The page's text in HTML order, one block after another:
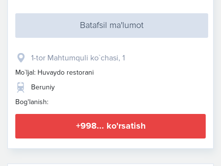
Batafsil ma'lumot
1-tor Mahtumquli ko`chasi, 1
Mo`ljal: Huvaydo restorani
Beruniy
Bog'lanish:
+998... ko'rsatish